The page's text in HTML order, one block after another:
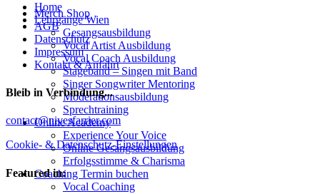
Merch Shop
AGB
Datenschutz
Impressum
Kontakt & Anfahrt
Bleib in Verbindung...
Facebook
YouTube
Instagram
contact@nivesfarrier.com
Cookie- & Datenschutz-Einstellungen
Featured in:
scrollenHome
Lehrgänge Wien
Gesangsausbildung
Vocal Artist Ausbildung
Vocal Coach Ausbildung
Stageband – Singen mit Band
Singer Songwriter Mentoring
Moderationsausbildung
Sprechtraining
Online Academy
Experience Your Voice
Online Gesangsausbildung
Erfolgsstimme & Charisma
Coaching Termin buchen
Vocal Coaching